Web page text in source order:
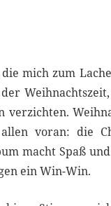
mich zum
verzichten.
voran: die
macht Spaß
ein Win-Win.